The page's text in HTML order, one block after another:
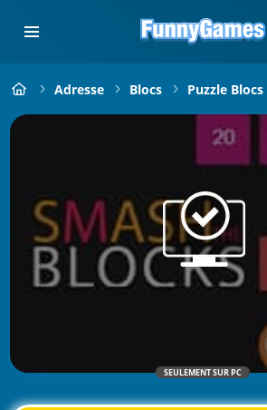
Adresse Blocs Puzzle Blocs
SEULEMENT SUR PC